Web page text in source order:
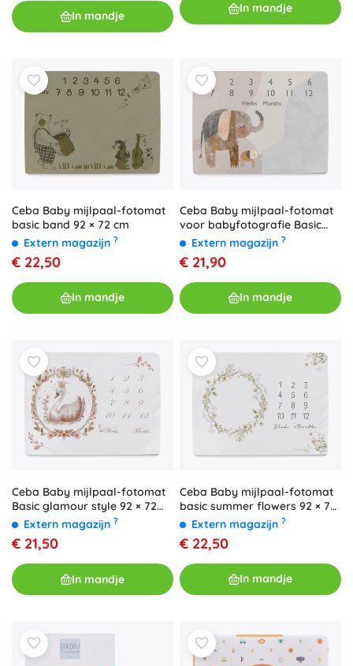
In mandje
In mandje
Ceba Baby mijlpaal-fotomat
basic band 92 × 72 cm
Extern magazijn ?
€ 22,50
In mandje
Ceba Baby mijlpaal-fotomat
voor babyfotografie Basic
Elephant Family 92 × 72 cm
Extern magazijn ?
€ 21,90
In mandje
Ceba Baby mijlpaal-fotomat
Basic glamour style 92 × 72
cmExtern magazijn ?
€ 21,50
In mandje
Ceba Baby mijlpaal-fotomat
basic summer flowers 92 × 72
cmExtern magazijn ?
€ 22,50
In mandje